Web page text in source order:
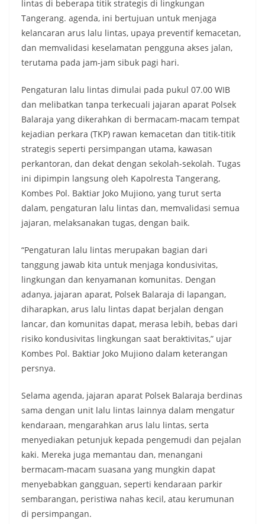
lintas di beberapa titik strategis di lingkungan
Tangerang. agenda, ini bertujuan untuk menjaga
kelancaran arus lalu lintas, upaya preventif kemacetan,
dan memvalidasi keselamatan pengguna akses jalan,
terutama pada jam-jam sibuk pagi hari.
Pengaturan lalu lintas dimulai pada pukul 07.00 WIB
dan melibatkan tanpa terkecuali jajaran aparat Polsek
Balaraja yang dikerahkan di bermacam-macam tempat
kejadian perkara (TKP) rawan kemacetan dan titik-titik
strategis seperti persimpangan utama, kawasan
perkantoran, dan dekat dengan sekolah-sekolah. Tugas
ini dipimpin langsung oleh Kapolresta Tangerang,
Kombes Pol. Baktiar Joko Mujiono, yang turut serta
dalam, pengaturan lalu lintas dan, memvalidasi semua
jajaran, melaksanakan tugas, dengan baik.
“Pengaturan lalu lintas merupakan bagian dari
tanggung jawab kita untuk menjaga kondusivitas,
lingkungan dan kenyamanan komunitas. Dengan
adanya, jajaran aparat, Polsek Balaraja di lapangan,
diharapkan, arus lalu lintas dapat berjalan dengan
lancar, dan komunitas dapat, merasa lebih, bebas dari
risiko kondusivitas lingkungan saat beraktivitas,” ujar
Kombes Pol. Baktiar Joko Mujiono dalam keterangan
persnya.
Selama agenda, jajaran aparat Polsek Balaraja berdinas
sama dengan unit lalu lintas lainnya dalam mengatur
kendaraan, mengarahkan arus lalu lintas, serta
menyediakan petunjuk kepada pengemudi dan pejalan
kaki. Mereka juga memantau dan, menangani
bermacam-macam suasana yang mungkin dapat
menyebabkan gangguan, seperti kendaraan parkir
sembarangan, peristiwa nahas kecil, atau kerumunan
di persimpangan.